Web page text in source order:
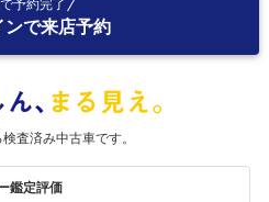
予約完了
ンで来店予約
査済み中古車です。
鑑定評価